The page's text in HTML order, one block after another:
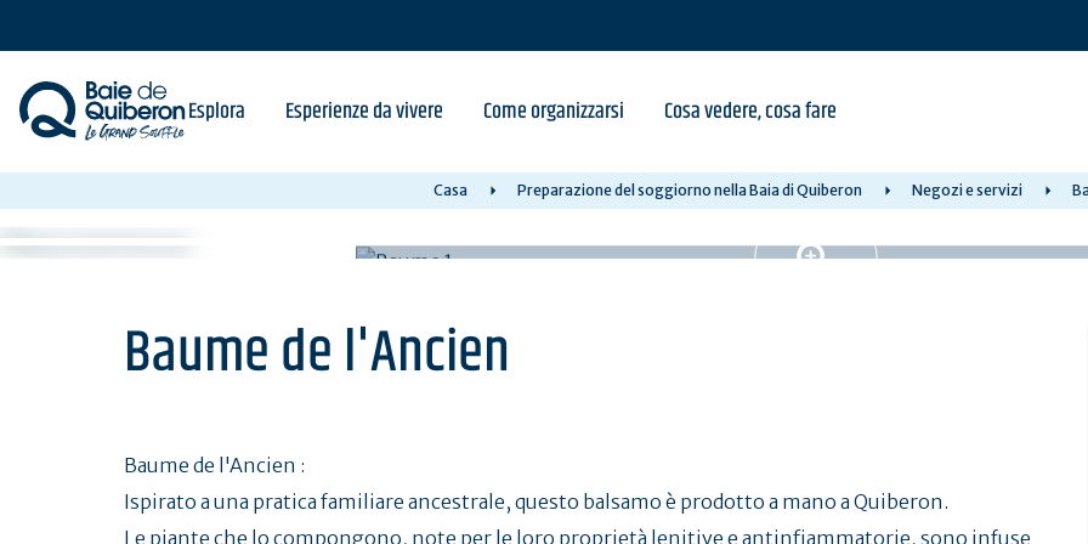
content
Esplora Esperienze da vivere Come organizzarsi Cosa vedere, cosa fare
Casa Preparazione del soggiorno nella Baia di Quiberon Negozi e servizi
Baume de l'Ancien
Baume de l'Ancien :
Ispirato a una pratica familiare ancestrale, questo balsamo è prodotto a mano a Quiberon.
Le piante che lo compongono, note per le loro proprietà lenitive e antinfiammatorie, sono infuse